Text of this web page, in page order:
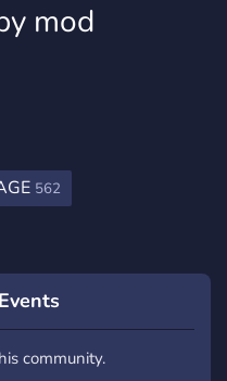
mod
562
community.